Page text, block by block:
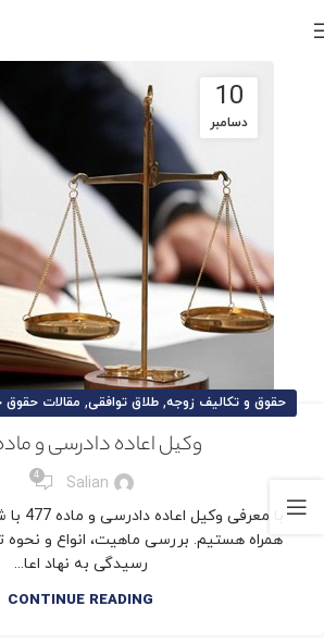
10
دسامبر
حقوق و تکالیف زوجه, طلاق توافقی, مقالات حقوق
وکیل اعاده دادرسی و ماده
Salian
4
با
همراه هستیم. بررسی ماهیت، انواع و نحوه
رسیدگی به نهاد اعا...
CONTINUE READING